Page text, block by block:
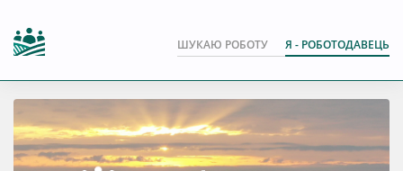
ШУКАЮ РОБОТУ Я - РОБОТОДАВЕЦЬ